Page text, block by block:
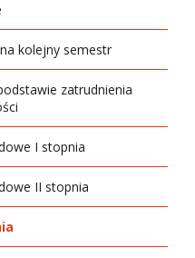
kolejny semestr
zatrudnienia
I stopnia
II stopnia